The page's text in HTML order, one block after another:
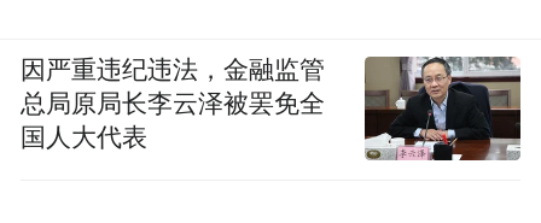
因严重违纪违法，金融监管
总局原局长李云泽被罢免全
国人大代表